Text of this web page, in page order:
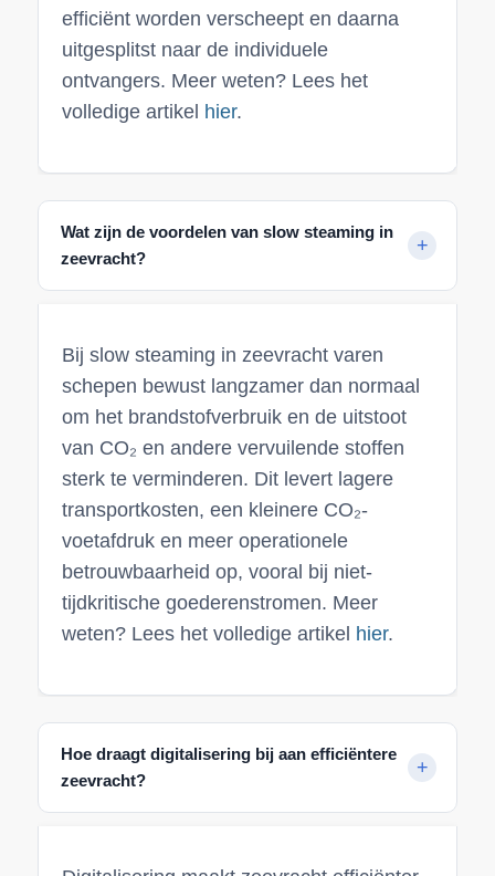
efficiënt worden verscheept en daarna
uitgesplitst naar de individuele
ontvangers. Meer weten? Lees het
volledige artikel hier.
Wat zijn de voordelen van slow steaming in
zeevracht?
Bij slow steaming in zeevracht varen
schepen bewust langzamer dan normaal
om het brandstofverbruik en de uitstoot
van CO₂ en andere vervuilende stoffen
sterk te verminderen. Dit levert lagere
transportkosten, een kleinere CO₂-
voetafdruk en meer operationele
betrouwbaarheid op, vooral bij niet-
tijdkritische goederenstromen. Meer
weten? Lees het volledige artikel hier.
Hoe draagt digitalisering bij aan efficiëntere
zeevracht?